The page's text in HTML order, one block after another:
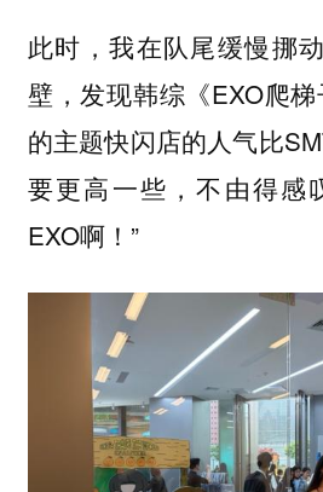
此时，我在队尾缓慢挪
壁，发现韩综《EXO爬梯
的主题快闪店的人气比
要更高一些，不由得感
EXO啊！”